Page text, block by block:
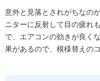
意外と見落とされがちなの
ニターに反射して目の疲れ
で、エアコンの効きが良く
果があるので、模様替えの